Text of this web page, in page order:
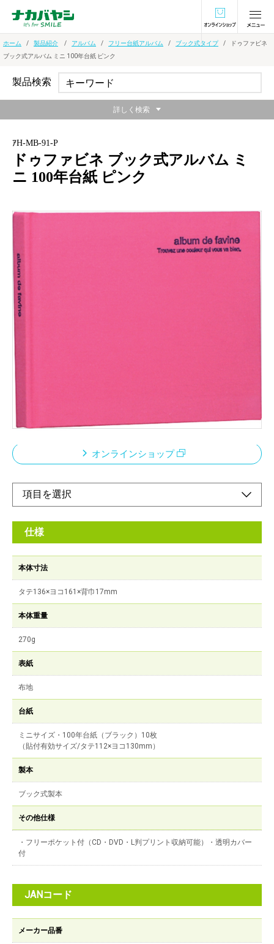
オンラインショ
ホーム 製品紹介 アルバム フリー台紙アルバム ブック式タイプ
ドゥファビネ
ブック式アルバム ミニ 100年台紙 ピンク
ｱH-MB-91-P
ドゥファビネ ブック式アルバム ミ
ニ 100年台紙 ピンク
こだわりの人気カラーをセレクト コンパクトなミ
ニタイプ
ルバムをイメージした造語です。飽きのこないシンプルカラーの
のアルバムです。
オンラインショップ
仕様
本体寸法
タテ136×ヨコ161×背巾17mm
本体重量
270g
表紙
布地
台紙
ミニサイズ・100年台紙（ブラック）10枚
（貼付有効サイズ/タテ112×ヨコ130mm）
製本
ブック式製本
その他仕様
・フリーポケット付（CD・DVD・L判プリント収納可能）・透明カバー
付
JANコード
メーカー品番
製品検索
詳しく検索